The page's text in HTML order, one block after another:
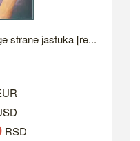
strane jastuka [re...
RSD